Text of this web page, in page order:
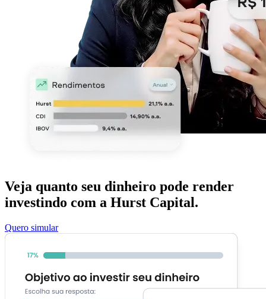
Veja quanto seu dinheiro pode render
investindo com a Hurst Capital.
Quero simular